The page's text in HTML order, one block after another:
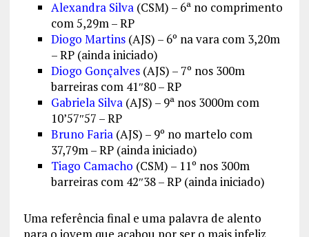
Alexandra Silva(CSM) – 6ª no comprimento
com 5,29m – RP
Diogo Martins(AJS) – 6º na vara com 3,20m
– RP (ainda iniciado)
Diogo Gonçalves(AJS) – 7º nos 300m
barreiras com 41″80 – RP
Gabriela Silva(AJS) – 9ª nos 3000m com
10’57″57 – RP
Bruno Faria(AJS) – 9º no martelo com
37,79m – RP (ainda iniciado)
Tiago Camacho (CSM) – 11º nos 300m
barreiras com 42″38 – RP (ainda iniciado)
Uma referência final e uma palavra de alento